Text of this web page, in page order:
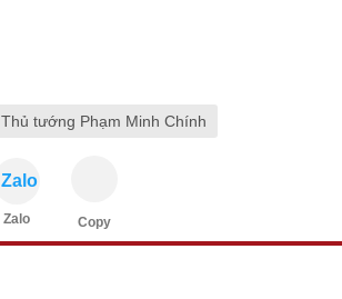
Thủ tướng Phạm Minh Chính
Zalo
Zalo Copy